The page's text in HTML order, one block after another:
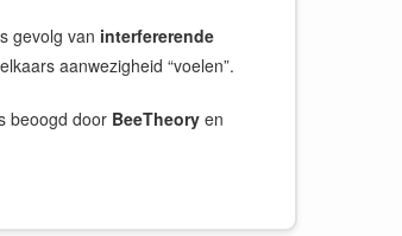
gevolg van interfererende
aanwezigheid “voelen”.
beoogd door BeeTheory en